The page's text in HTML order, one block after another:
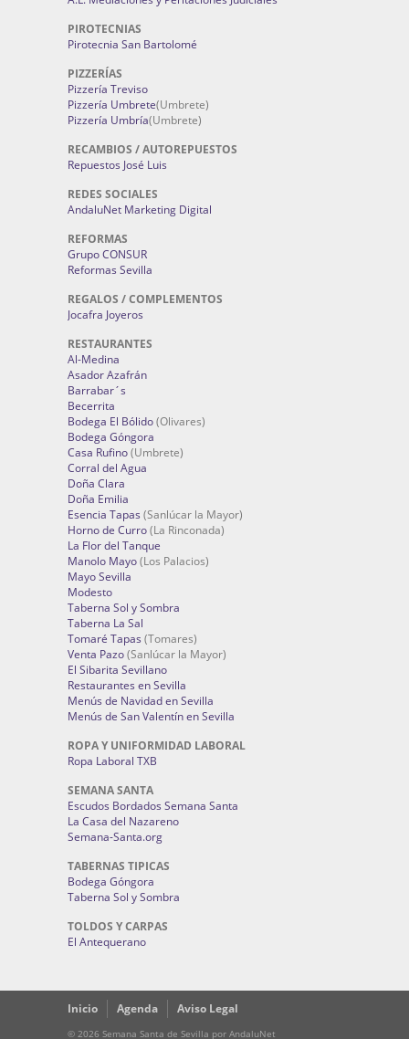
PIROTECNIAS
Pirotecnia San Bartolomé
PIZZERÍAS
Pizzería Treviso
Pizzería Umbrete(Umbrete)
Pizzería Umbría(Umbrete)
RECAMBIOS / AUTOREPUESTOS
Repuestos José Luis
REDES SOCIALES
AndaluNet Marketing Digital
REFORMAS
Grupo CONSUR
Reformas Sevilla
REGALOS / COMPLEMENTOS
Jocafra Joyeros
RESTAURANTES
Al-Medina
Asador Azafrán
Barrabar´s
Becerrita
Bodega El Bólido(Olivares)
Bodega Góngora
Casa Rufino(Umbrete)
Corral del Agua
Doña Clara
Doña Emilia
Esencia Tapas (Sanlúcar la Mayor)
Horno de Curro(La Rinconada)
La Flor del Tanque
Manolo Mayo(Los Palacios)
Mayo Sevilla
Modesto
Taberna Sol y Sombra
Taberna La Sal
Tomaré Tapas (Tomares)
Venta Pazo(Sanlúcar la Mayor)
El Sibarita Sevillano
Restaurantes en Sevilla
Menús de Navidad en Sevilla
Menús de San Valentín en Sevilla
ROPA Y UNIFORMIDAD LABORAL
Ropa Laboral TXB
SEMANA SANTA
Escudos Bordados Semana Santa
La Casa del Nazareno
Semana-Santa.org
TABERNAS TIPICAS
Bodega Góngora
Taberna Sol y Sombra
TOLDOS Y CARPAS
El Antequerano
Inicio Agenda Aviso Legal
© 2026 Semana Santa de Sevilla por AndaluNet